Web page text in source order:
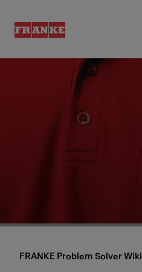
FRANKE Problem Solver Wiki